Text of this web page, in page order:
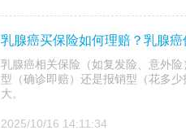
乳腺癌买保险如何理赔？乳腺
乳腺癌相关保险（如复发险、意外
型（确诊即赔）还是报销型（花多
大。
2025/10/16 14:11:34